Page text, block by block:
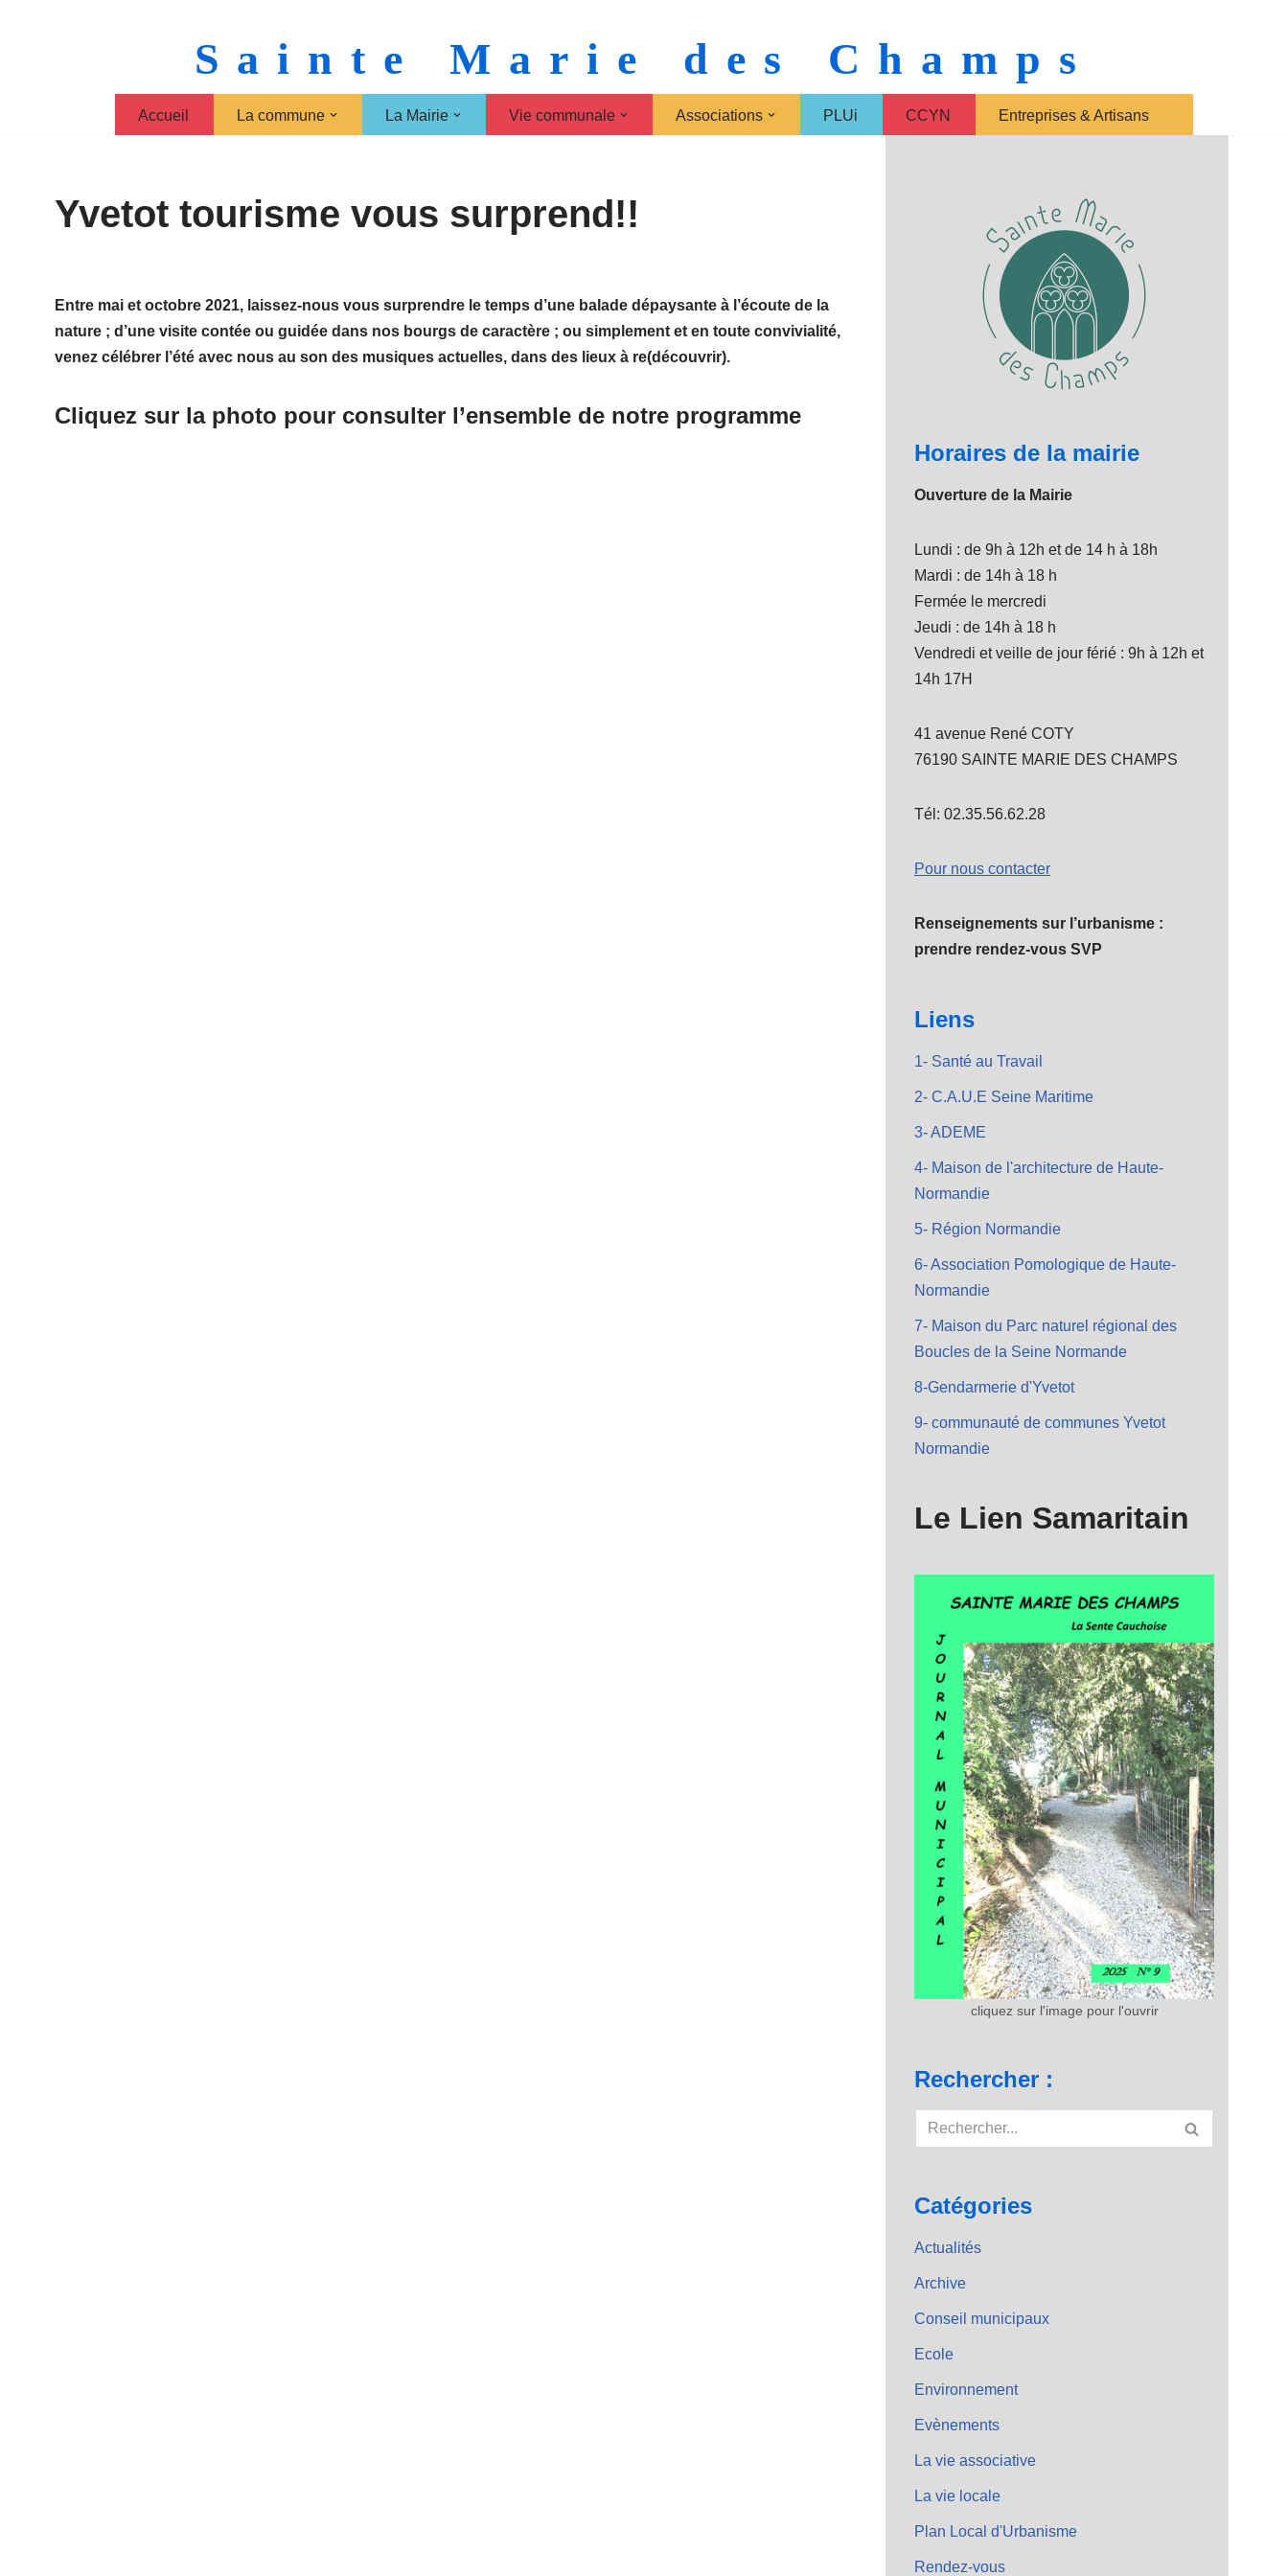
Sainte Marie des Champs
Accueil La commune La Mairie Vie communale Associations PLUi CCYN Entreprises & Artisans
Yvetot tourisme vous surprend!!
Entre mai et octobre 2021, laissez-nous vous surprendre le temps d’une balade dépaysante à l’écoute de la
nature ; d’une visite contée ou guidée dans nos bourgs de caractère ; ou simplement et en toute convivialité,
venez célébrer l’été avec nous au son des musiques actuelles, dans des lieux à re(découvrir).
Cliquez sur la photo pour consulter l’ensemble de notre programme
Horaires de la mairie
Ouverture de la Mairie
Lundi : de 9h à 12h et de 14 h à 18h
Mardi : de 14h à 18 h
Fermée le mercredi
Jeudi : de 14h à 18 h
Vendredi et veille de jour férié : 9h à 12h et
14h 17H
41 avenue René COTY
76190 SAINTE MARIE DES CHAMPS
Tél: 02.35.56.62.28
Pour nous contacter
Renseignements sur l’urbanisme :
prendre rendez-vous SVP
Liens
1- Santé au Travail
2- C.A.U.E Seine Maritime
3- ADEME
4- Maison de l'architecture de Haute-
Normandie
5- Région Normandie
6- Association Pomologique de Haute-
Normandie
7- Maison du Parc naturel régional des
Boucles de la Seine Normande
8-Gendarmerie d'Yvetot
9- communauté de communes Yvetot
Normandie
Le Lien Samaritain
cliquez sur l'image pour l'ouvrir
Rechercher :
Catégories
Actualités
Archive
Conseil municipaux
Ecole
Environnement
Evènements
La vie associative
La vie locale
Plan Local d'Urbanisme
Rendez-vous